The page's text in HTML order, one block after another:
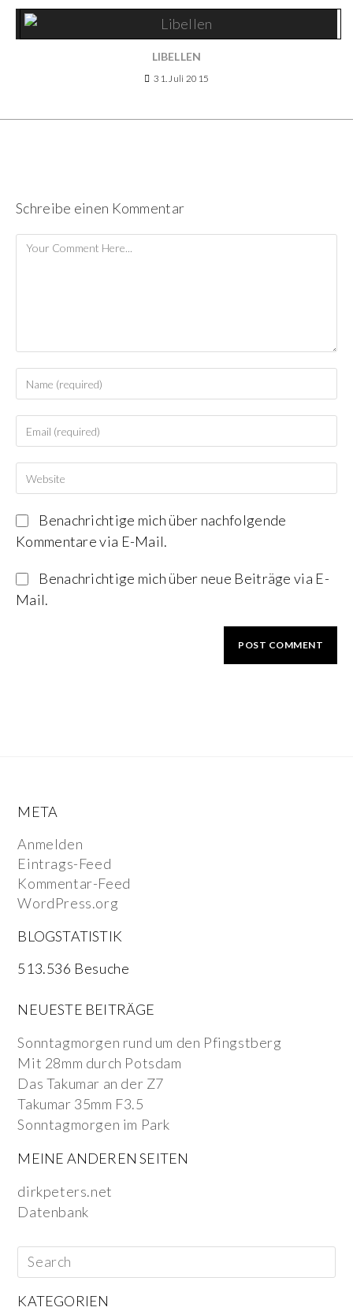
LIBELLEN
31. Juli 2015
Schreibe einen Kommentar
Benachrichtige mich über nachfolgende
Kommentare via E-Mail.
Benachrichtige mich über neue Beiträge via E-
Mail.
META
Anmelden
Eintrags-Feed
Kommentar-Feed
WordPress.org
BLOGSTATISTIK
513.536 Besuche
NEUESTE BEITRÄGE
Sonntagmorgen rund um den Pfingstberg
Mit 28mm durch Potsdam
Das Takumar an der Z7
Takumar 35mm F3.5
Sonntagmorgen im Park
MEINE ANDEREN SEITEN
dirkpeters.net
Datenbank
KATEGORIEN